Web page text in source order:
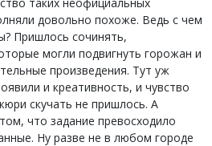
довольно похоже. Ведь с чем
Пришлось сочинять,
могли подвигнуть горожан и
произведения. Тут уж
и креативность, и чувство
скучать не пришлось. А
что задание превосходило
Ну разве не в любом городе